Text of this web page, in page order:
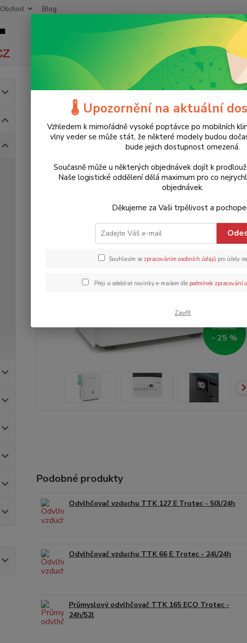
Obchod Blog
Odvlhčovače vzduchu
Odvlhčovač vzduchu TTK
Novinka Akce Doprava ZDARMA
7 990 Kč
- 25 %
Podobné produkty
Odvlhčovač vzduchu TTK 127 E Trotec - 50l/24h
Odvlhčovač vzduchu TTK 66 E Trotec - 24l/24h
Průmyslový odvlhčovač TTK 165 ECO Trotec -
24h/52l
🌡️ Upozornění na aktuální
Vzhledem k mimořádně vysoké poptávce po mobilních
vlny veder se může stát, že některé modely budou
bude jejich dostupnost omezená.
Současně může u některých objednávek dojít k
Naše logistické oddělení dělá maximum pro co
objednávek.
Děkujeme za Vaši trpělivost a
Souhlasím se zpracováním osobních údajů pro účely
Přeji si odebírat novinky e-mailem dle podmínek zpracování
Zavřít